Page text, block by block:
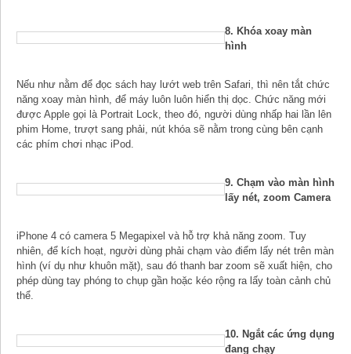
8. Khóa xoay màn
hình
Nếu như nằm để đọc sách hay lướt web trên Safari, thì nên tắt chức
năng xoay màn hình, để máy luôn luôn hiển thị dọc. Chức năng mới
được Apple gọi là Portrait Lock, theo đó, người dùng nhấp hai lần lên
phim Home, trượt sang phải, nút khóa sẽ nằm trong cùng bên cạnh
các phím chơi nhạc iPod.
9. Chạm vào màn hình
lấy nét, zoom Camera
iPhone 4 có camera 5 Megapixel và hỗ trợ khả năng zoom. Tuy
nhiên, để kích hoạt, người dùng phải chạm vào điểm lấy nét trên màn
hình (ví dụ như khuôn mặt), sau đó thanh bar zoom sẽ xuất hiện, cho
phép dùng tay phóng to chụp gần hoặc kéo rộng ra lấy toàn cảnh chủ
thể.
10. Ngắt các ứng dụng
đang chạy